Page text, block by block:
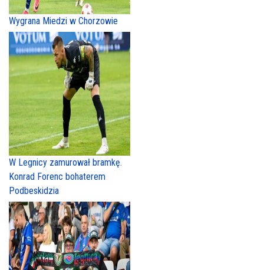
Wygrana Miedzi w Chorzowie
W Legnicy zamurował bramkę.
Konrad Forenc bohaterem
Podbeskidzia